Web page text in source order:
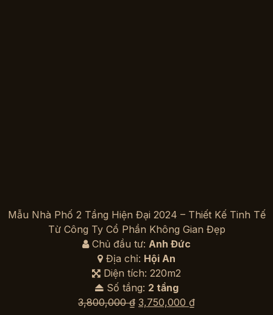
Mẫu Nhà Phố 2 Tầng Hiện Đại 2024 – Thiết Kế Tinh Tế
Từ Công Ty Cổ Phần Không Gian Đẹp
Chủ đầu tư: Anh Đức
Địa chỉ: Hội An
Diện tích: 220m2
Số tầng: 2 tầng
3,800,000₫ Giá
3,750,000 ₫Giá